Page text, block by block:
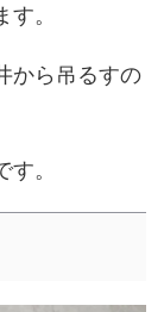
。
から吊るすの
。